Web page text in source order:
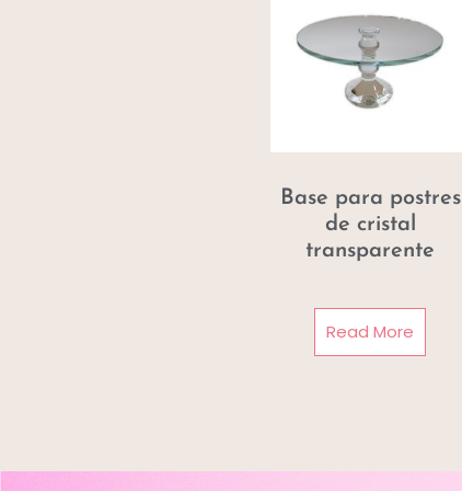
Base para postres
de cristal
transparente
Read More